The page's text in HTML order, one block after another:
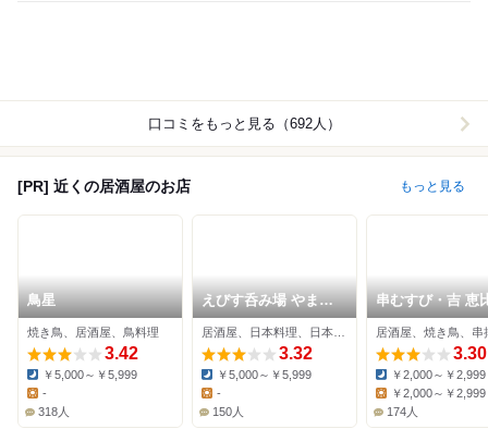
口コミをもっと見る（692人）
[PR] 近くの居酒屋のお店 もっと見る
鳥星
焼き鳥、居酒屋、鳥料理
3.42
Dinner:
￥5,000～￥5,999
-
318人
えびす呑み場 やまし
た
3.32
Dinner:
￥5,000～￥5,999
-
150人
串むすび・吉 恵
居酒屋、焼き鳥、串
3.30
Dinner:
￥2,000～￥2,999
￥2,000～￥2,999
174人